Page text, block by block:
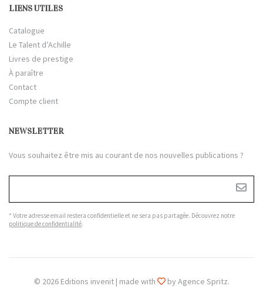
LIENS UTILES
Catalogue
Le Talent d’Achille
Livres de prestige
À paraître
Contact
Compte client
NEWSLETTER
Vous souhaitez être mis au courant de nos nouvelles publications ?
* Votre adresse email restera confidentielle et ne sera pas partagée. Découvrez notre
politique de confidentialité.
© 2026 Editions invenit | made with by Agence Spritz.